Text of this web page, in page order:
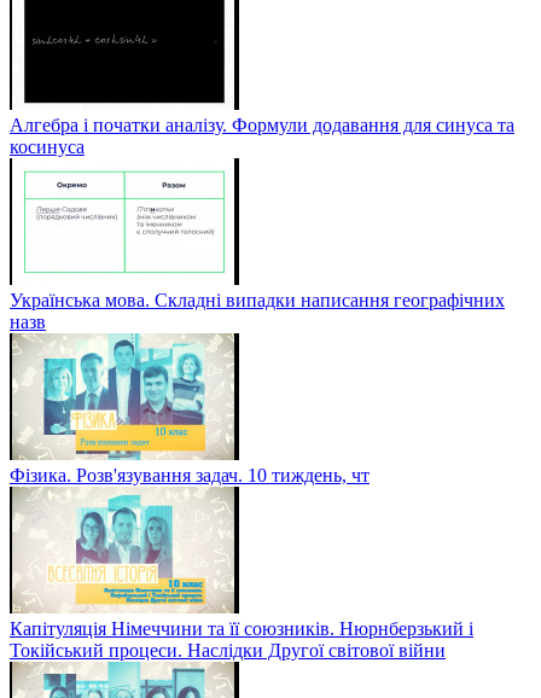
Алгебра і початки аналізу. Формули додавання для синуса та
косинуса
Українська мова. Складні випадки написання географічних
назв
Фізика. Розв'язування задач. 10 тиждень, чт
Капітуляція Німеччини та її союзників. Нюрнберзький і
Токійський процеси. Наслідки Другої світової війни